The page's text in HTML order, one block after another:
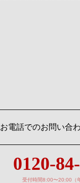
お電話でのお問い合
0120-
受付時間8:00〜20:00（